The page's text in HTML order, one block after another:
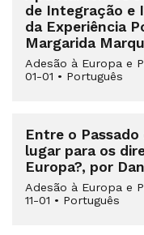
de Integração e
da Experiência
Margarida
Adesão à Europa e
01-01 • Português
Entre o
lugar para os
Europa?, por
Adesão à Europa e
11-01 • Português